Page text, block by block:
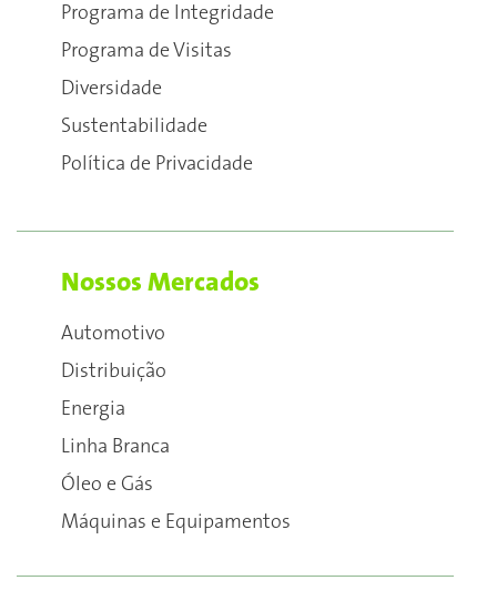
Programa de Integridade
Programa de Visitas
Diversidade
Sustentabilidade
Política de Privacidade
Nossos Mercados
Automotivo
Distribuição
Energia
Linha Branca
Óleo e Gás
Máquinas e Equipamentos